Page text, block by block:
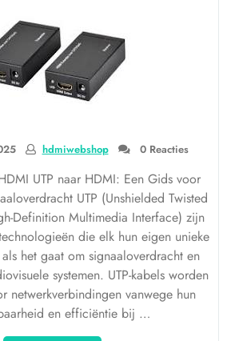
hdmiwebshop 0 Reacties
UTP naar HDMI: Een Gids voor
UTP (Unshielded Twisted
Definition Multimedia Interface) zijn
die elk hun eigen unieke
het gaat om signaaloverdracht en
systemen. UTP-kabels worden
netwerkverbindingen vanwege hun
en efficiëntie bij …